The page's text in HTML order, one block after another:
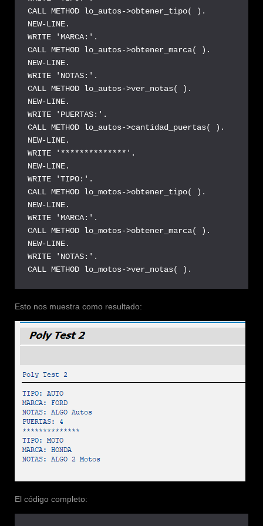
CALL METHOD lo_autos->obtener_tipo( ).
NEW-LINE.
WRITE 'MARCA:'.
CALL METHOD lo_autos->obtener_marca( ).
NEW-LINE.
WRITE 'NOTAS:'.
CALL METHOD lo_autos->ver_notas( ).
NEW-LINE.
WRITE 'PUERTAS:'.
CALL METHOD lo_autos->cantidad_puertas( ).
NEW-LINE.
WRITE '**************'.
NEW-LINE.
WRITE 'TIPO:'.
CALL METHOD lo_motos->obtener_tipo( ).
NEW-LINE.
WRITE 'MARCA:'.
CALL METHOD lo_motos->obtener_marca( ).
NEW-LINE.
WRITE 'NOTAS:'.
CALL METHOD lo_motos->ver_notas( ).
Esto nos muestra como resultado:
El código completo: